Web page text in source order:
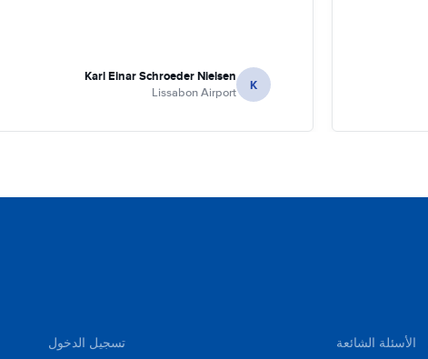
K
Karl Einar Schroeder Nielsen
Lissabon Airport
الأسئلة الشائعة
تسجيل الدخول